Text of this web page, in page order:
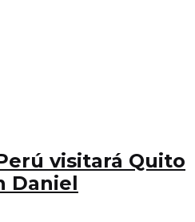
visitará Quito
Daniel